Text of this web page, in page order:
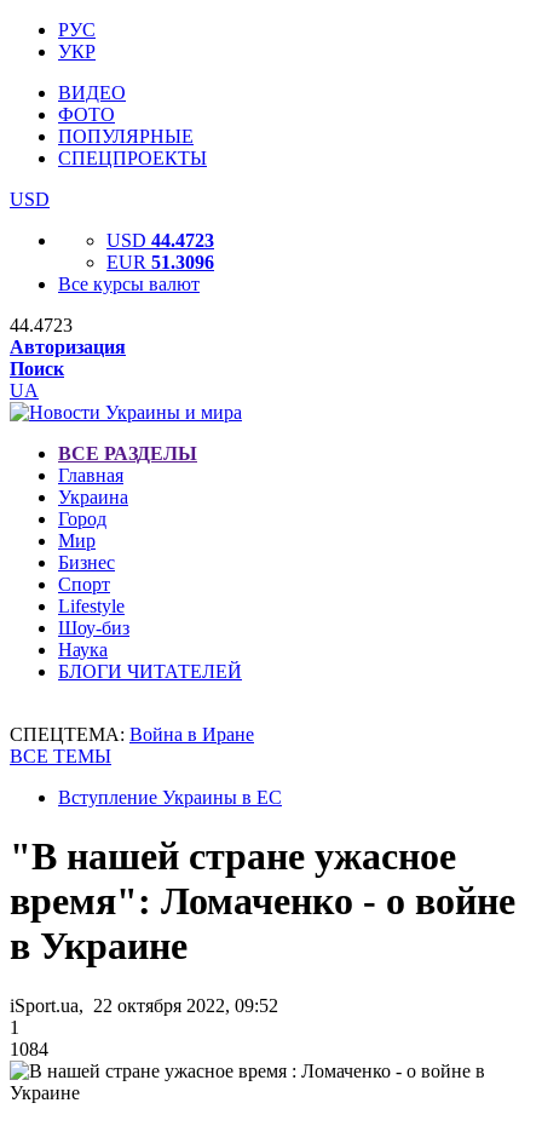
РУС
УКР
ВИДЕО
ФОТО
ПОПУЛЯРНЫЕ
СПЕЦПРОЕКТЫ
USD
USD 44.4723
EUR 51.3096
Все курсы валют
44.4723
Авторизация
Поиск
UA
ВСЕ РАЗДЕЛЫ
Главная
Украина
Город
Мир
Бизнес
Спорт
Lifestyle
Шоу-биз
Наука
БЛОГИ ЧИТАТЕЛЕЙ
СПЕЦТЕМА: Война в Иране
ВСЕ ТЕМЫ
Вступление Украины в ЕС
"В нашей стране ужасное
время": Ломаченко - о войне
в Украине
iSport.ua, 22 октября 2022, 09:52
1
1084